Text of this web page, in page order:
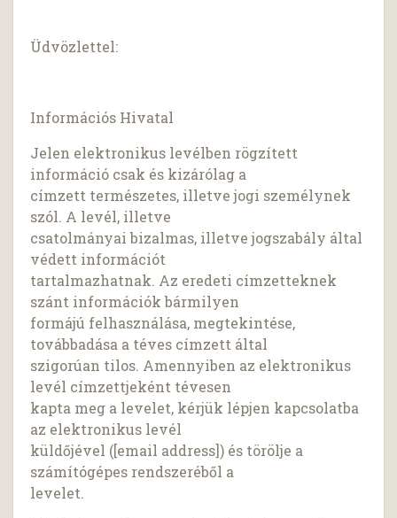
Üdvözlettel:
Információs Hivatal
Jelen elektronikus levélben rögzített
információ csak és kizárólag a
címzett természetes, illetve jogi személynek
szól. A levél, illetve
csatolmányai bizalmas, illetve jogszabály által
védett információt
tartalmazhatnak. Az eredeti címzetteknek
szánt információk bármilyen
formájú felhasználása, megtekintése,
továbbadása a téves címzett által
szigorúan tilos. Amennyiben az elektronikus
levél címzettjeként tévesen
kapta meg a levelet, kérjük lépjen kapcsolatba
az elektronikus levél
küldőjével ([email address]) és törölje a
számítógépes rendszeréből a
levelet.